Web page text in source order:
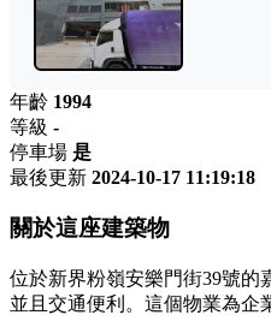
年齡 1994
等級 -
停車場 是
最後更新 2024-10-17 11:19:18
關於這座建築物
位於新界粉嶺安樂門街39號的
並且交通便利。這個物業為企